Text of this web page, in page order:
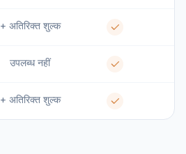
+ अतिरिक्त शुल्क
उपलब्ध नहीं
+ अतिरिक्त शुल्क